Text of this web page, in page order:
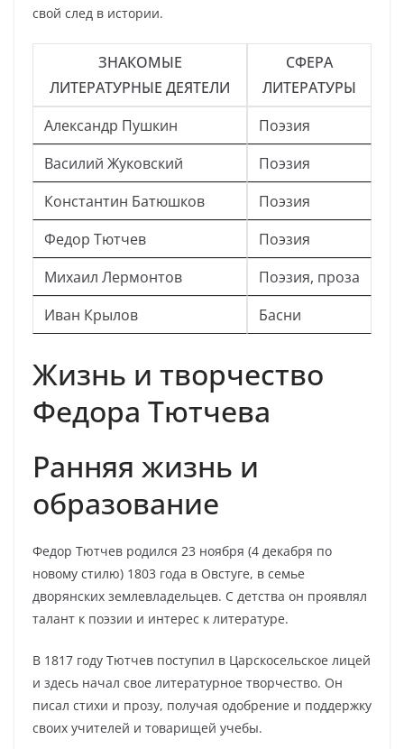
свой след в истории.
ЗНАКОМЫЕ
ЛИТЕРАТУРНЫЕ ДЕЯТЕЛИ
СФЕРА
ЛИТЕРАТУРЫ
Александр Пушкин
Поэзия
Василий Жуковский
Поэзия
Константин Батюшков
Поэзия
Федор Тютчев
Поэзия
Михаил Лермонтов
Поэзия, проза
Иван Крылов
Басни
Жизнь и творчество
Федора Тютчева
Ранняя жизнь и
образование
Федор Тютчев родился 23 ноября (4 декабря по
новому стилю) 1803 года в Овстуге, в семье
дворянских землевладельцев. С детства он проявлял
талант к поэзии и интерес к литературе.
В 1817 году Тютчев поступил в Царскосельское лицей
и здесь начал свое литературное творчество. Он
писал стихи и прозу, получая одобрение и поддержку
своих учителей и товарищей учебы.